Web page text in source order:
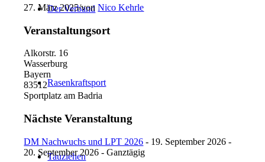
Der Verband
Rasenkraftsport
Tauziehen
27. März 2025/vonNico Kehrle
Veranstaltungsort
Alkorstr. 16
Wasserburg
Bayern
83512
Sportplatz am Badria
Nächste Veranstaltung
DM Nachwuchs und LPT 2026 - 19. September 2026 -
20. September 2026 - Ganztägig